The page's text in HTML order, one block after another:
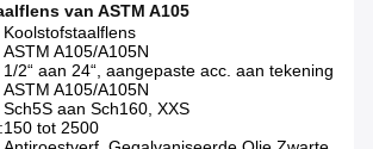
van ASTM A105
Koolstofstaalflens
ASTM A105/A105N
1/2“ aan 24“, aangepaste acc. aan tekening
ASTM A105/A105N
Sch5S aan Sch160, XXS
150 tot 2500